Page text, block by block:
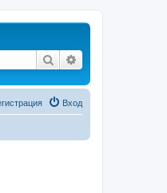
Поиск
Вход